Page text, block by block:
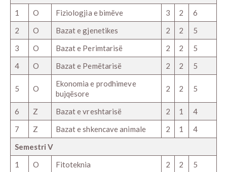
1
O Fiziologjia e bimëve 3 2
6
2
O Bazat e gjenetikes 2 2
5
3
O Bazat e Perimtarisë 2 2
5
4
O Bazat e Pemëtarisë 2 2 5
5 O
Ekonomia e prodhimeve
bujqësore
2 2 5
6 Z Bazat e vreshtarisë 2 1
4
7
Z Bazat e shkencave animale 2 1
4
Semestri V
1
O Fitoteknia 2 2
5